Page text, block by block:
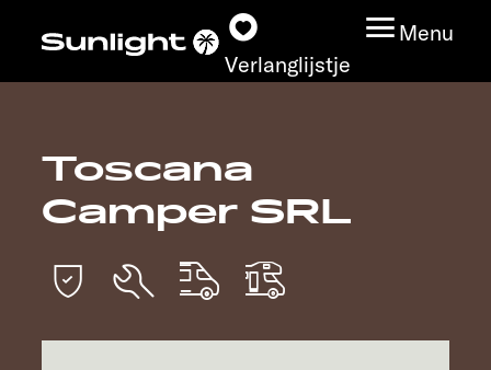
Verlanglijstje
Menu
Modeloverzicht
Vind jouw Sunlight
Toscana
Camper SRL